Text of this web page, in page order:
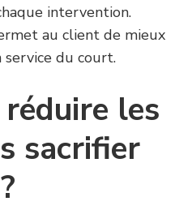
intervention.
au client de mieux
service du court.
les
sacrifier